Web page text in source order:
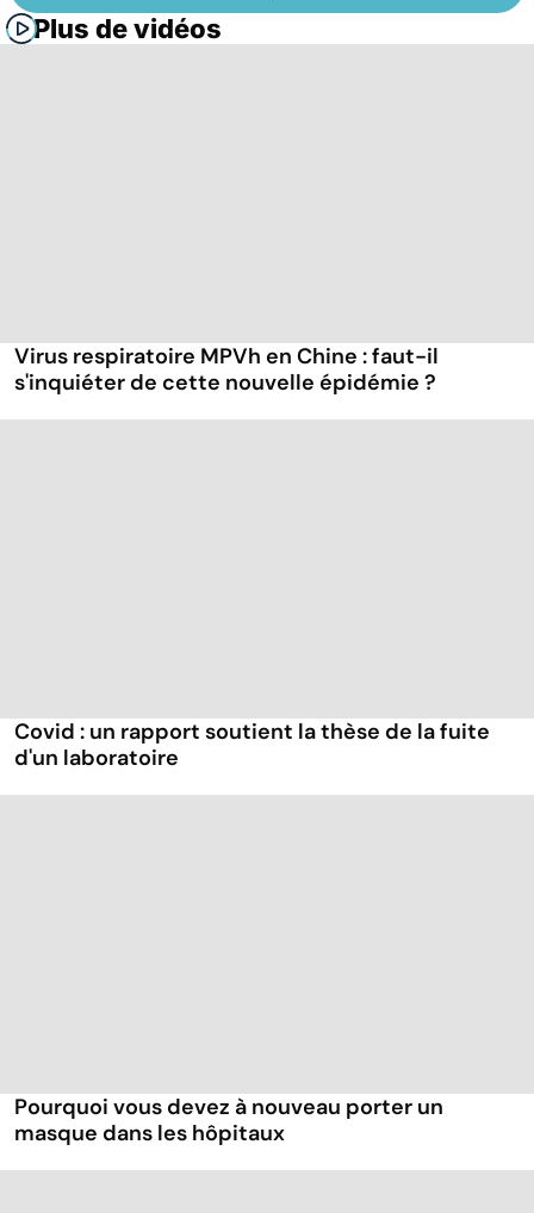
Plus de vidéos
Virus respiratoire MPVh en Chine : faut-il
s'inquiéter de cette nouvelle épidémie ?
Covid : un rapport soutient la thèse de la fuite
d'un laboratoire
Pourquoi vous devez à nouveau porter un
masque dans les hôpitaux